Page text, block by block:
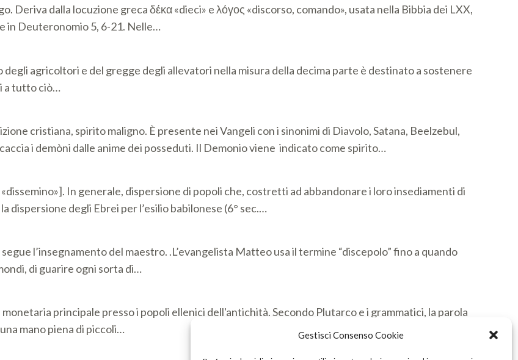
Gestisci Consenso Cookie
Deriva dalla locuzione greca δέκα «dieci» e λόγος «discorso, comando», usata nella Bibbia dei LXX,
in Deuteronomio 5, 6-21. Nelle…
degli agricoltori e del gregge degli allevatori nella misura della decima parte è destinato a sostenere
a tutto ciò…
cristiana, spirito maligno. È presente nei Vangeli con i sinonimi di Diavolo, Satana, Beelzebul,
i demòni dalle anime dei posseduti. Il Demonio viene indicato come spirito…
«dissemino»]. In generale, dispersione di popoli che, costretti ad abbandonare i loro insediamenti di
dispersione degli Ebrei per l’esilio babilonese (6° sec.…
l’insegnamento del maestro. .L’evangelista Matteo usa il termine “discepolo” fino a quando
di guarire ogni sorta di…
principale presso i popoli ellenici dell'antichità. Secondo Plutarco e i grammatici, la parola
mano piena di piccoli…